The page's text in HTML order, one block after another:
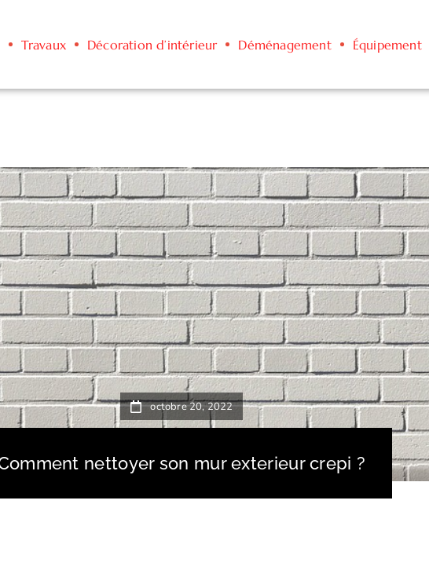
Travaux Décoration d’intérieur Déménagement Équipement
octobre 20, 2022
nettoyer son mur exterieur crepi ?